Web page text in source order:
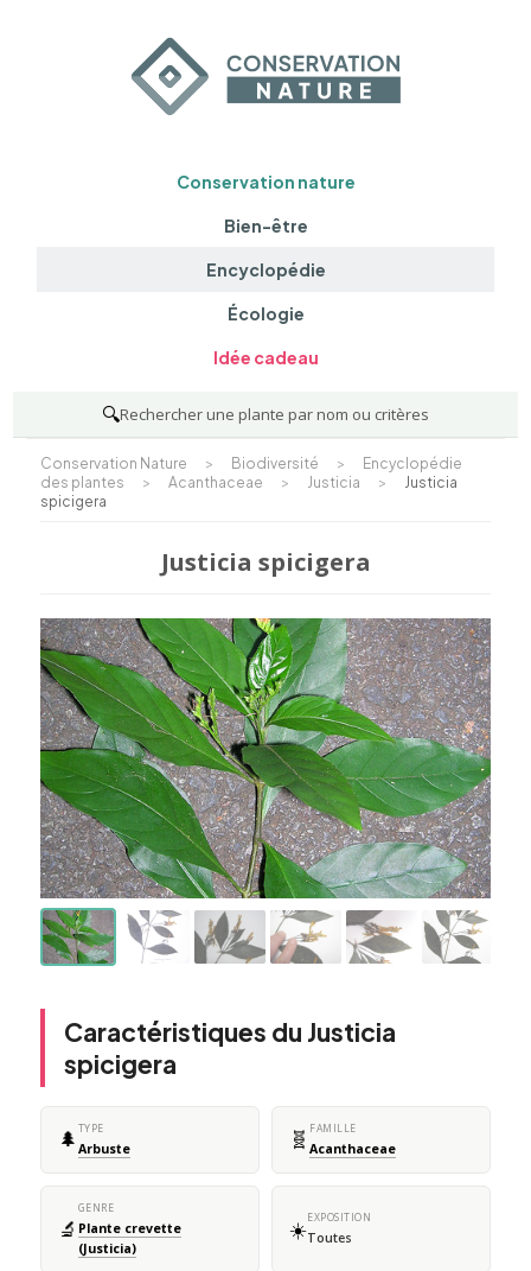
Conservation nature
Bien-être
Encyclopédie
Écologie
Idée cadeau
🔍Rechercher une plante par nom ou critères
Conservation Nature > Biodiversité >
Encyclopédie
des plantes
> Acanthaceae > Justicia >
Justicia
spicigera
Justicia spicigera
Caractéristiques du Justicia
spicigera
🌲 TYPE
Arbuste 🧬 FAMILLE
Acanthaceae
🔬
GENRE
Plante crevette
(Justicia)
☀️EXPOSITION
Toutes